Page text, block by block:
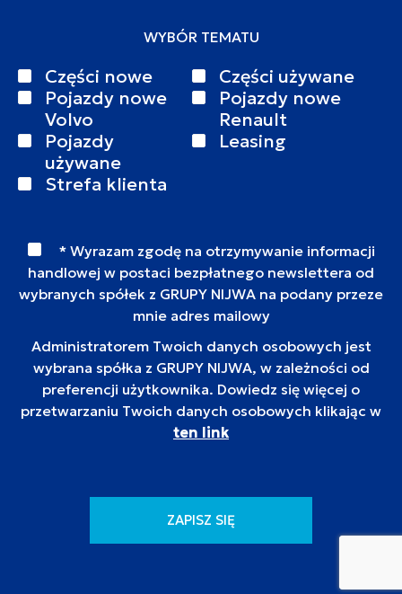
WYBÓR TEMATU
Części nowe
Części używane
Pojazdy nowe
Volvo
Pojazdy nowe
Renault
Pojazdy
używane
Leasing
Strefa klienta
* Wyrazam zgodę na otrzymywanie informacji
handlowej w postaci bezpłatnego newslettera od
wybranych spółek z GRUPY NIJWA na podany przeze
mnie adres mailowy
Administratorem Twoich danych osobowych jest
wybrana spółka z GRUPY NIJWA, w zależności od
preferencji użytkownika. Dowiedz się więcej o
przetwarzaniu Twoich danych osobowych klikając w
ten link